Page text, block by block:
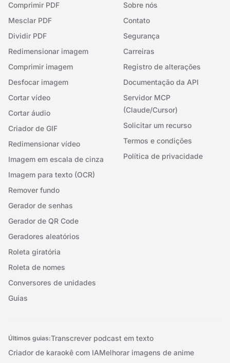
Comprimir PDF
Mesclar PDF
Dividir PDF
Redimensionar imagem
Comprimir imagem
Desfocar imagem
Cortar vídeo
Cortar áudio
Criador de GIF
Redimensionar vídeo
Imagem em escala de cinza
Imagem para texto (OCR)
Remover fundo
Gerador de senhas
Gerador de QR Code
Geradores aleatórios
Roleta giratória
Roleta de nomes
Conversores de unidades
Guias
Sobre nós
Contato
Segurança
Carreiras
Registro de alterações
Documentação da API
Servidor MCP
(Claude/Cursor)
Solicitar um recurso
Termos e condições
Política de privacidade
Últimos guias:Transcrever podcast em texto
Criador de karaokê com IAMelhorar imagens de anime